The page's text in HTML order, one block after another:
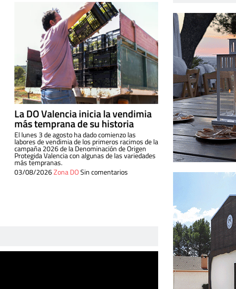
La DO Valencia inicia la vendimia
más temprana de su historia
El lunes 3 de agosto ha dado comienzo las
labores de vendimia de los primeros racimos de la
campaña 2026 de la Denominación de Origen
Protegida Valencia con algunas de las variedades
más tempranas.
03/08/2026Zona DOSin comentarios